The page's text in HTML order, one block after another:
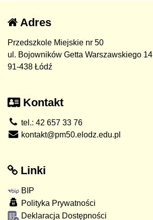
Adres
Przedszkole Miejskie nr 50
ul. Bojowników Getta Warszawskiego 14
91-438 Łódź
Kontakt
tel.: 42 657 33 76
kontakt@pm50.elodz.edu.pl
Linki
BIP
Polityka Prywatności
Deklaracja Dostępności